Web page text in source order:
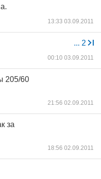
13:33 03.09.2011
... 2
00:10 03.09.2011
205/60
21:56 02.09.2011
за
18:56 02.09.2011